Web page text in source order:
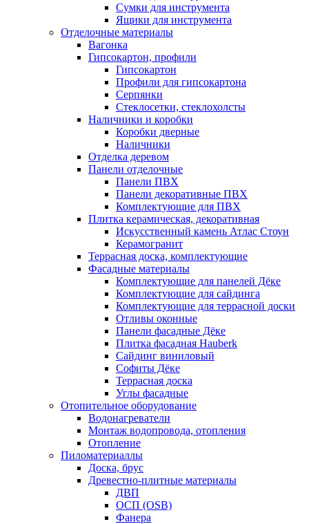
Сумки для инструмента
Ящики для инструмента
Отделочные материалы
Вагонка
Гипсокартон, профили
Гипсокартон
Профили для гипсокартона
Серпянки
Стеклосетки, стеклохолсты
Наличники и коробки
Коробки дверные
Наличники
Отделка деревом
Панели отделочные
Панели ПВХ
Панели декоративные ПВХ
Комплектующие для ПВХ
Плитка керамическая, декоративная
Искусственный камень Атлас Стоун
Керамогранит
Террасная доска, комплектующие
Фасадные материалы
Комплектующие для панелей Дёке
Комплектующие для сайдинга
Комплектующие для террасной доски
Отливы оконные
Панели фасадные Дёке
Плитка фасадная Hauberk
Сайдинг виниловый
Софиты Дёке
Террасная доска
Углы фасадные
Отопительное оборудование
Водонагреватели
Монтаж водопровода, отопления
Отопление
Пиломатериаллы
Доска, брус
Древестно-плитные материалы
ДВП
ОСП (OSB)
Фанера